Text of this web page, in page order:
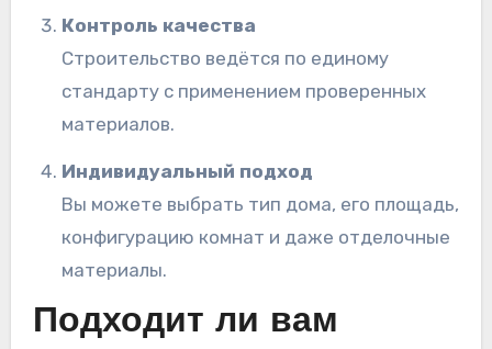
Контроль качества
Строительство ведётся по единому
стандарту с применением проверенных
материалов.
Индивидуальный подход
Вы можете выбрать тип дома, его площадь,
конфигурацию комнат и даже отделочные
материалы.
Подходит ли вам